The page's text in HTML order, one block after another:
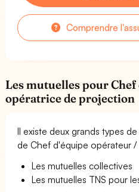
Comprendre
Les mutuelles pour
opératrice de projection
Il existe deux grands types
de Chef d'équipe opérateur
Les mutuelles collectives
Les mutuelles TNS pour